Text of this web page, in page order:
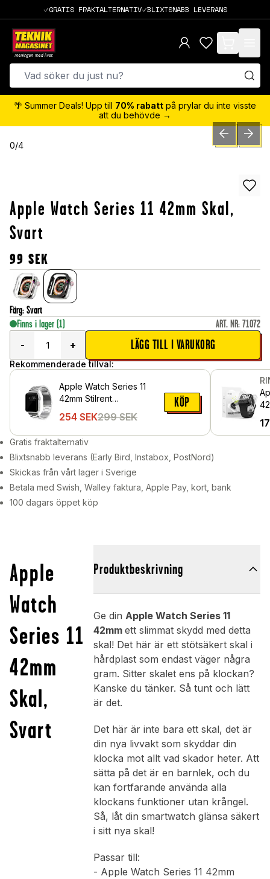
GRATIS FRAKTALTERNATIV BLIXTSNABB LEVERANS
items in cart,
🌴 Summer Deals! Upp till 70% rabatt på prylar du inte visste
att du behövde →
0/4 PREVIOUSNEXT
Apple Watch Series 11 42mm Skal,
Svart
99 SEK
Färg: Svart
Finns i lager (1) ART. NR: 71072
-
+ LÄGG TILL I VARUKORG
Rekommenderade tillval:
Apple Watch Series 11
42mm Stilrent
Silver
254 SEK299 SEK
KÖP
Gratis fraktalternativ
Blixtsnabb leverans (Early Bird, Instabox, PostNord)
Skickas från vårt lager i Sverige
Betala med Swish, Walley faktura, Apple Pay, kort, bank
100 dagars öppet köp
Apple
Watch
Series 11
42mm
Skal,
Svart
Produktbeskrivning
Ge din Apple Watch Series 11
42mm ett slimmat skydd med detta
skal! Det här är ett stötsäkert skal i
hårdplast som endast väger några
gram. Sitter skalet ens på klockan?
Kanske du tänker. Så tunt och lätt
är det.
Det här är inte bara ett skal, det är
din nya livvakt som skyddar din
klocka mot allt vad skador heter. Att
sätta på det är en barnlek, och du
kan fortfarande använda alla
klockans funktioner utan krångel.
Så, låt din smartwatch glänsa säkert
i sitt nya skal!
Passar till:
- Apple Watch Series 11 42mm